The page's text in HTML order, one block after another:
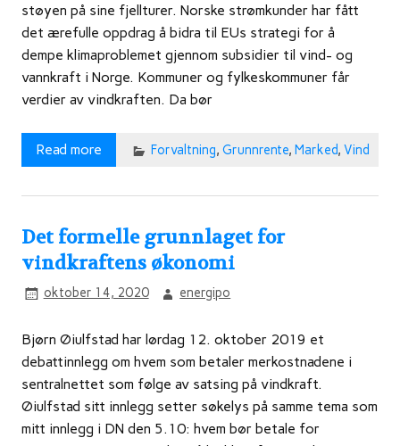
støyen på sine fjellturer. Norske strømkunder har fått
det ærefulle oppdrag å bidra til EUs strategi for å
dempe klimaproblemet gjennom subsidier til vind- og
vannkraft i Norge. Kommuner og fylkeskommuner får
verdier av vindkraften. Da bør
Read more Forvaltning, Grunnrente, Marked, Vind
Det formelle grunnlaget for
vindkraftens økonomi
oktober 14, 2020 energipo
Bjørn Øiulfstad har lørdag 12. oktober 2019 et
debattinnlegg om hvem som betaler merkostnadene i
sentralnettet som følge av satsing på vindkraft.
Øiulfstad sitt innlegg setter søkelys på samme tema som
mitt innlegg i DN den 5.10: hvem bør betale for